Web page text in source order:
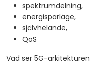
spektrumdelning,
energisparläge,
självhelande,
QoS
Vad ser 5G-